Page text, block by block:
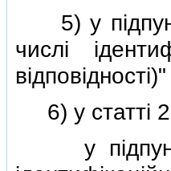
5) у
числi
6) у статтi
у пiдпунктi